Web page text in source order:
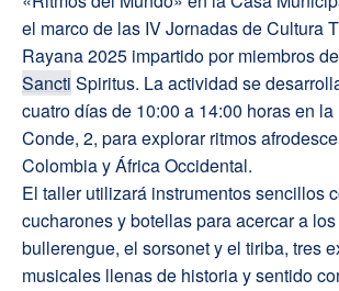
el marco de las IV Jornadas de Cultura
Rayana 2025 impartido por miembros
Sancti Spiritus. La actividad se
cuatro días de 10:00 a 14:00 horas en
Conde, 2, para explorar ritmos
Colombia y África Occidental.
El taller utilizará instrumentos sencillos
cucharones y botellas para acercar a
bullerengue, el sorsonet y el tiriba, tres
musicales llenas de historia y sentido